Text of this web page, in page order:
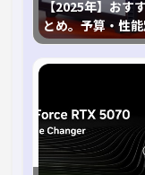
【2025年】おす
とめ。予算・性
マイズ指南も